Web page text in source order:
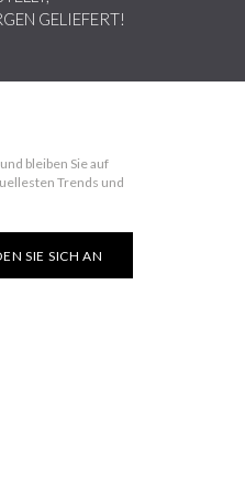
GELIEFERT!
bleiben Sie auf
Trends und
SIE SICH AN